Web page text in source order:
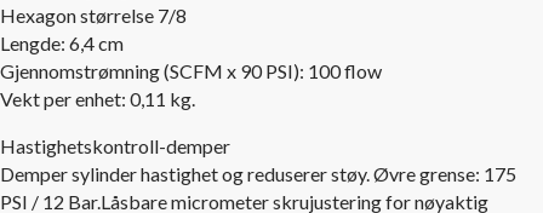
Hexagon størrelse 7/8
Lengde: 6,4 cm
Gjennomstrømning (SCFM x 90 PSI): 100 flow
Vekt per enhet: 0,11 kg.
Hastighetskontroll-demper
Demper sylinder hastighet og reduserer støy. Øvre grense: 175
PSI / 12 Bar.Låsbare micrometer skrujustering for nøyaktig